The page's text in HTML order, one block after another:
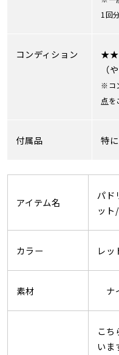
1回
コンディション
（
※コ
点を
付属品 特
アイテム名
パド
ット
カラー レッ
素材 ナ
こち
いま